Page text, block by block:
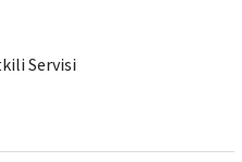
Servisi